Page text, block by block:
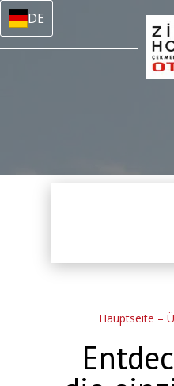
DE
Hauptseite –